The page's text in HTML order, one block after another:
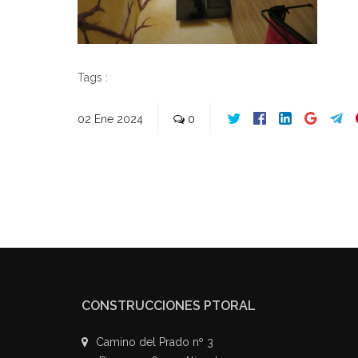
Tags :
02 Ene 2024 0
CONSTRUCCIONES PTORAL
Camino del Prado nº 3